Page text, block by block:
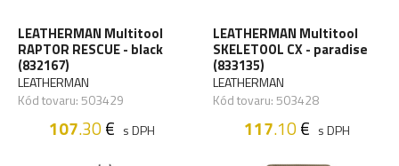
LEATHERMAN Multitool
RAPTOR RESCUE - black
(832167)
LEATHERMAN
Kód tovaru: 503429
107.30€ s DPH
LEATHERMAN Multitool
SKELETOOL CX - paradise
(833135)
LEATHERMAN
Kód tovaru: 503428
117.10€ s DPH